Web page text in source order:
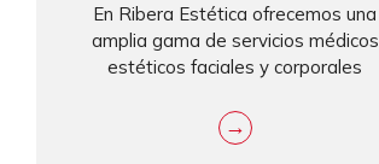
En Ribera Estética ofrecemos una
amplia gama de servicios médicos
estéticos faciales y corporales
→